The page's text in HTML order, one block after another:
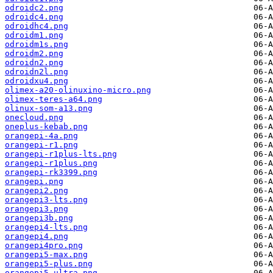
odroidc2.png
odroidc4.png
odroidhc4.png
odroidm1.png
odroidm1s.png
odroidm2.png
odroidn2.png
odroidn2l.png
odroidxu4.png
olimex-a20-olinuxino-micro.png
olimex-teres-a64.png
olinux-som-a13.png
onecloud.png
oneplus-kebab.png
orangepi-4a.png
orangepi-r1.png
orangepi-r1plus-lts.png
orangepi-r1plus.png
orangepi-rk3399.png
orangepi.png
orangepi2.png
orangepi3-lts.png
orangepi3.png
orangepi3b.png
orangepi4-lts.png
orangepi4.png
orangepi4pro.png
orangepi5-max.png
orangepi5-plus.png